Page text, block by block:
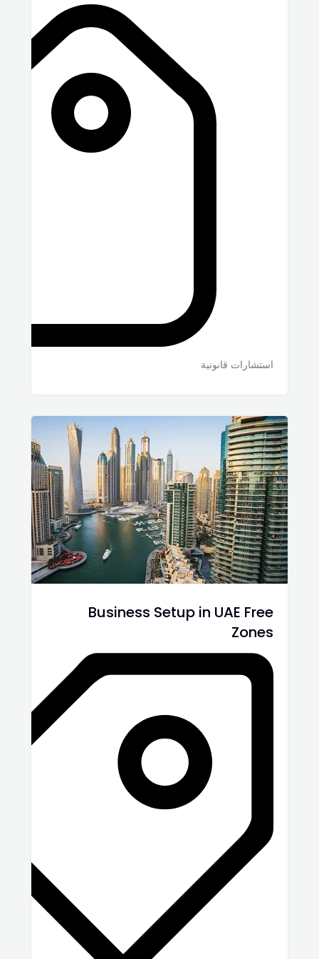
استشارات قانونية
Business Setup in UAE Free
Zones